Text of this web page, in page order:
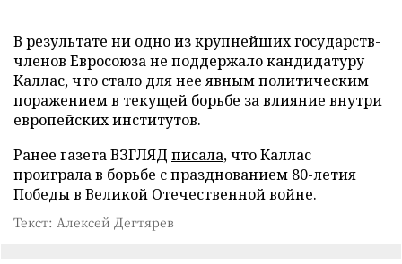
В результате ни одно из крупнейших государств-
членов Евросоюза не поддержало кандидатуру
Каллас, что стало для нее явным политическим
поражением в текущей борьбе за влияние внутри
европейских институтов.
Ранее газета ВЗГЛЯД писала, что Каллас
проиграла в борьбе с празднованием 80-летия
Победы в Великой Отечественной войне.
Текст: Алексей Дегтярев